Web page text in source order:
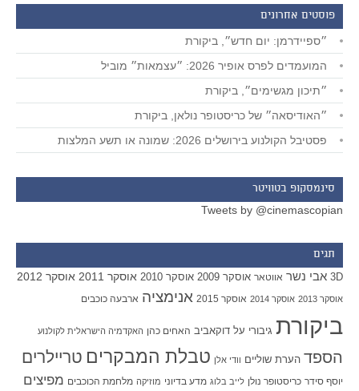
פוסטים אחרונים
״ספיידרמן: יום חדש״, ביקורת
המועמדים לפרס אופיר 2026: ״עצמאות״ מוביל
״תיכון מגשימים״, ביקורת
״האודיסאה״ של כריסטופר נולאן, ביקורת
פסטיבל הקולנוע בירושלים 2026: שמונה או תשע המלצות
סינמסקופ בטוויטר
Tweets by @cinemascopian
תגים
3D אבי נשר אווטאר אוסקר 2009 אוסקר 2010 אוסקר 2011 אוסקר 2012
אוסקר 2013 אוסקר 2014 אוסקר 2015 אנימציה ארבעה כוכבים
ביקורת גיבורי על דוקאביב האחים כהן האקדמיה הישראלית לקולנוע
הספד הערת שוליים וודי אלן טבלת המבקרים טריילרים
יוסף סידר כריסטופר נולן לייב בלוג מדע בדיוני מוזיקה מלחמת הכוכבים מפיצים